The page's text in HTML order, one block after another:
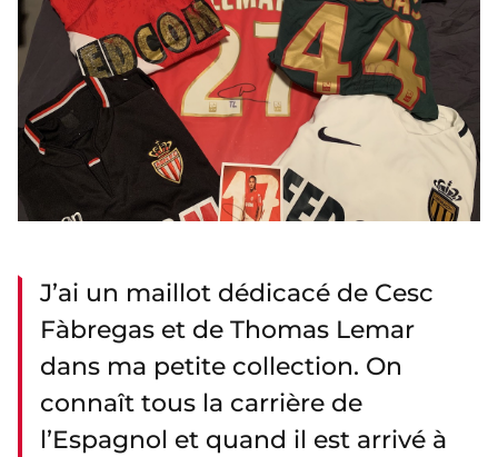
J’ai un maillot dédicacé de Cesc
Fàbregas et de Thomas Lemar
dans ma petite collection. On
connaît tous la carrière de
l’Espagnol et quand il est arrivé à